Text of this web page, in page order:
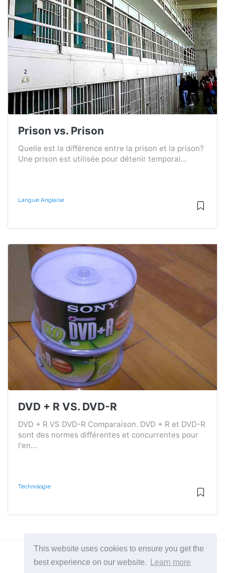
This website uses cookies to ensure you get the
best experience on our website.
Learn more
Prison vs. Prison
Quelle est la différence entre la prison et la prison?
Une prison est utilisée pour détenir temporai...
Langue Anglaise
DVD + R VS. DVD-R
DVD + R VS DVD-R Comparaison. DVD + R et DVD-R
sont des normes différentes et concurrentes pour
l'en...
Technologie